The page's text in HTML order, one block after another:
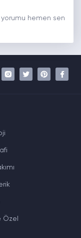
yorumu hemen sen
Özel